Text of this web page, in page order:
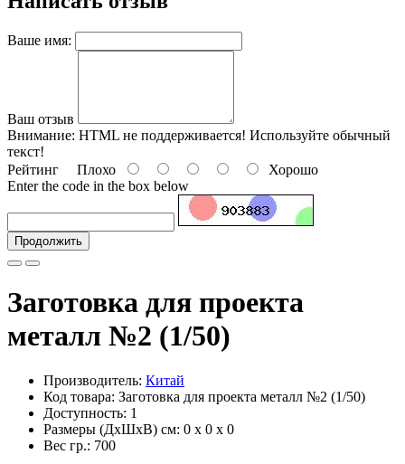
Ваше имя:
Ваш отзыв
Внимание: HTML не поддерживается! Используйте обычный
текст!
Рейтинг Плохо
Хорошо
Enter the code in the box below
Продолжить
Заготовка для проекта
металл №2 (1/50)
Производитель: Китай
Код товара: Заготовка для проекта металл №2 (1/50)
Доступность: 1
Размеры (ДxШxВ) см: 0 x 0 x 0
Вес гр.: 700